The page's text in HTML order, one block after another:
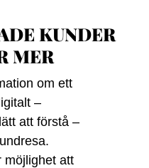
KUNDER
MER
om ett
–
att förstå –
möjlighet att